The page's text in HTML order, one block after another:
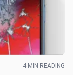
4 MIN READING